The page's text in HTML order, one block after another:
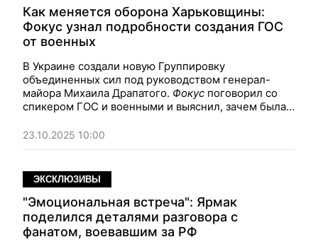
Как меняется оборона Харьковщины:
Фокус узнал подробности создания ГОС
от военных
В Украине создали новую Группировку
объединенных сил под руководством генерал-
майора Михаила Драпатого. Фокус поговорил со
спикером ГОС и военными и выяснил, зачем была
выполняет и почему враг считает Драпатого одним
из самых опасных украинских командиров.
23.10.2025 10:00
ЭКСКЛЮЗИВЫ
"Эмоциональная встреча": Ярмак
поделился деталями разговора с
фанатом, воевавшим за РФ